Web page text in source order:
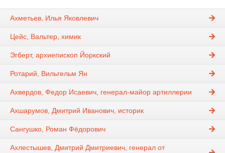
Ахметьев, Илья Яковлевич
Цейс, Вальтер, химик
Эгберт, архиепископ Йоркский
Ротарий, Вильгельм Ян
Ахвердов, Федор Исаевич, генерал-майор артиллерии
Ахшарумов, Дмитрий Иванович, историк
Сангушко, Роман Фёдорович
Ахлестышев, Дмитрий Дмитриевич, генерал от